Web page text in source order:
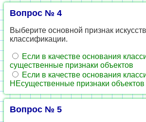
Вопрос № 4
Выберите основной признак
классификации.
Если в качестве основания
существенные признаки объектов
Если в качестве основания
НЕсущественные признаки объектов
Вопрос № 5